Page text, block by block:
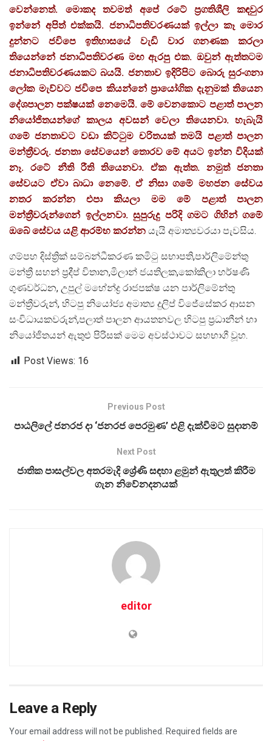
වෙන්නෙත්. මොකද තවමත් අපේ රටේ ප්‍රගතිශීලි කඳවුර
ඉන්නේ අපිත් එක්කයි. ජනාධිපතිවරණයක් ඉල්ලා කෑ මොර
දුන්නට ජවිපෙ ඉතිහාසයේ වැඩි වාර ගනණක කරලා
තියෙන්නේ ජනාධිපතිවරණ මඟ ඇරපු එක. ඔවුන් ඇත්තටම
ජනාධිපතිවරණයකට බයයි. ජනතාව ඉදිරිපිට බොරු සුරංගනා
ලෝක මැව්වට ජවිපෙ කියන්නේ ප්‍රායෝගික දැනුමක් තියෙන
දේශපාලන පක්ෂයක් නෙමෙයි. මේ වෙනකොට පළාත් පාලන
නියෝජිතයන්ගේ කාලය අවසන් වෙලා තියෙනවා. හැබැයි
ගමේ ජනතාවට වඩා කිට්ටුම චරිතයක් තමයි පළාත් පාලන
මන්ත්‍රීවරු. ජනතා සේවයෙන් තොරව මේ අයට ඉන්න විදියක්
නෑ. රටේ නීති රීති තියෙනවා. ඒක ඇත්ත. නමුත් ජනතා
සේවයට ඒවා බාධා නෙමේ. ඒ නිසා ගමේ මහජන සේවය
නතර කරන්න එපා කියලා මම මේ පළාත් පාලන
මන්ත්‍රීවරුන්ගෙන් ඉල්ලනවා. සුපුරුදු පරිදි ගමට ගිහින් ගමේ
ඔබේ සේවය යළි ආරම්භ කරන්න යැයි අමාත්‍යවරයා පැවසිය.
ගම්පහ දිස්ත්‍රික් සම්බන්ධීකරණ කමිටු සභාපති,පාර්ලිමේන්තු
මන්ත්‍රී සහන් ප්‍රදීප් විතාන,මිලාන් ජයතිලක,කෝකිලා හර්ෂණි
ගුණවර්ධන, උපුල් මහේන්ද්‍ර රාජපක්ෂ යන පාර්ලිමේන්තු
මන්ත්‍රීවරුන්, හිටපු නියෝජ්‍ය අමාත්‍ය දුලිප් විජේසේකර ආසන
සංවිධායකවරුන්,පලාත් පාලන ආයතනවල හිටපු ප්‍රධානීන් හා
නියෝජිතයන් ඇතුළු පිරිසක් මෙම අවස්ථාවට සහභාගී වූහ.
Post Views: 16
Previous Post
පාඨලිලේ ජනරජ දා ‘ජනරජ පෙරමුණ’ එළි දැක්වීමට සුදානම්
Next Post
ජාතික පාසල්වල අතරමැදි ශ්‍රේණි සඳහා ළමුන් ඇතුලත් කිරීම
ගැන නිවේනදනයක්
editor
Leave a Reply
Your email address will not be published.
Required fields are